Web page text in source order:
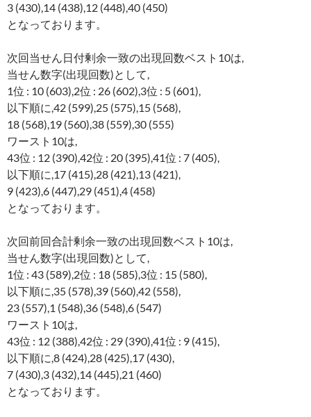
3 (430),14 (438),12 (448),40 (450)
となっております。
次回当せん日付剰余一致の出現回数ベスト10は,
当せん数字(出現回数)として,
1位 : 10 (603),2位 : 26 (602),3位 : 5 (601),
以下順に,42 (599),25 (575),15 (568),
18 (568),19 (560),38 (559),30 (555)
ワースト10は,
43位 : 12 (390),42位 : 20 (395),41位 : 7 (405),
以下順に,17 (415),28 (421),13 (421),
9 (423),6 (447),29 (451),4 (458)
となっております。
次回前回合計剰余一致の出現回数ベスト10は,
当せん数字(出現回数)として,
1位 : 43 (589),2位 : 18 (585),3位 : 15 (580),
以下順に,35 (578),39 (560),42 (558),
23 (557),1 (548),36 (548),6 (547)
ワースト10は,
43位 : 12 (388),42位 : 29 (390),41位 : 9 (415),
以下順に,8 (424),28 (425),17 (430),
7 (430),3 (432),14 (445),21 (460)
となっております。